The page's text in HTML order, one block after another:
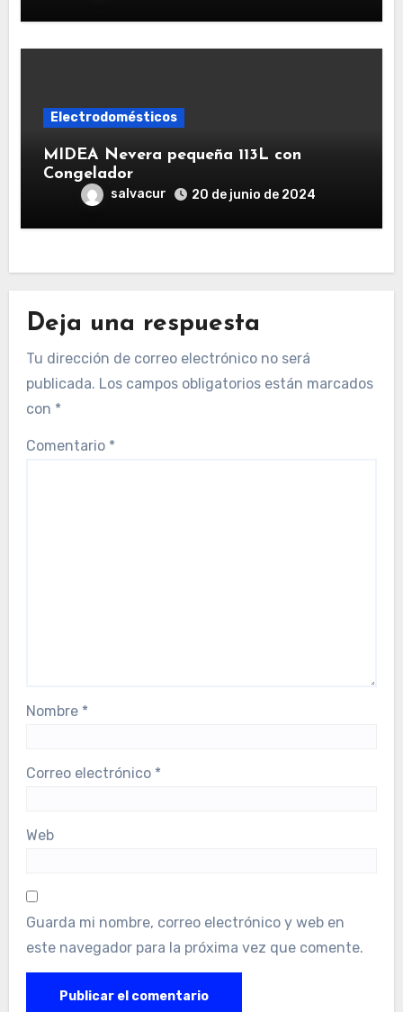
Electrodomésticos
MIDEA Nevera pequeña 113L con
Congelador
salvacur 20 de junio de 2024
Deja una respuesta
Tu dirección de correo electrónico no será
publicada. Los campos obligatorios están marcados
con *
Comentario *
Nombre *
Correo electrónico *
Web
Guarda mi nombre, correo electrónico y web en
este navegador para la próxima vez que comente.